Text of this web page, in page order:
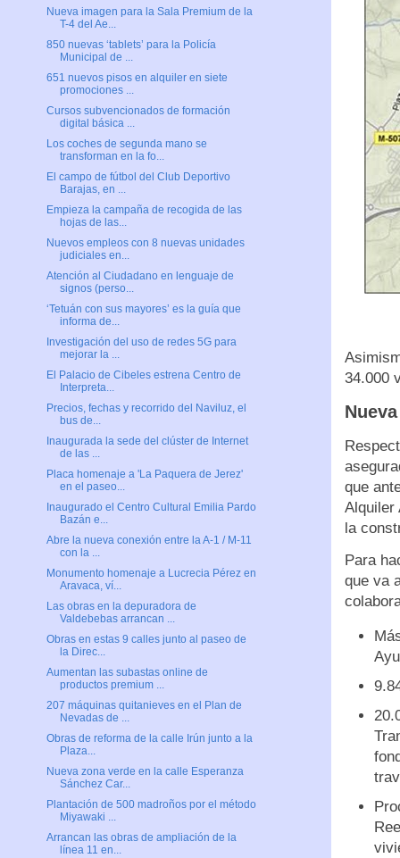
34.000
que
Alquiler
la
Para
que va
Nueva imagen para la Sala Premium de la
T-4 del Ae...
850 nuevas ‘tablets’ para la Policía
Municipal de ...
651 nuevos pisos en alquiler en siete
promociones ...
Cursos subvencionados de formación
digital básica ...
Los coches de segunda mano se
transforman en la fo...
El campo de fútbol del Club Deportivo
Barajas, en ...
Empieza la campaña de recogida de las
hojas de las...
Nuevos empleos con 8 nuevas unidades
judiciales en...
Atención al Ciudadano en lenguaje de
signos (perso...
‘Tetuán con sus mayores’ es la guía que
informa de...
Investigación del uso de redes 5G para
mejorar la ...
El Palacio de Cibeles estrena Centro de
Interpreta...
Precios, fechas y recorrido del Naviluz, el
bus de...
Inaugurada la sede del clúster de Internet
de las ...
Placa homenaje a 'La Paquera de Jerez'
en el paseo...
Inaugurado el Centro Cultural Emilia Pardo
Bazán e...
Abre la nueva conexión entre la A-1 / M-11
con la ...
Monumento homenaje a Lucrecia Pérez en
Aravaca, ví...
Las obras en la depuradora de
Valdebebas arrancan ...
Obras en estas 9 calles junto al paseo de
la Direc...
Aumentan las subastas online de
productos premium ...
207 máquinas quitanieves en el Plan de
Nevadas de ...
Obras de reforma de la calle Irún junto a la
Plaza...
Nueva zona verde en la calle Esperanza
Sánchez Car...
Plantación de 500 madroños por el método
Miyawaki ...
Arrancan las obras de ampliación de la
línea 11 en...